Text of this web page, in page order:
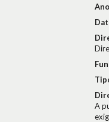
A